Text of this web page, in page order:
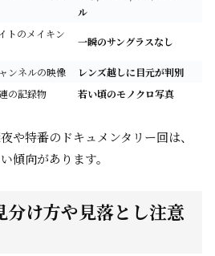
ル
トのメイキン
一瞬のサングラスなし
ンネルの映像
レンズ越しに目元が判別
の記録物 若い頃のモノクロ写真
や特番のドキュメンタリー回は、
傾向があります。
分け方や見落とし注意